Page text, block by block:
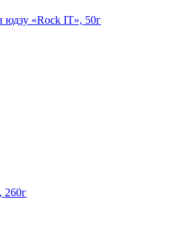
юдзу «Rock IT», 50г
260г